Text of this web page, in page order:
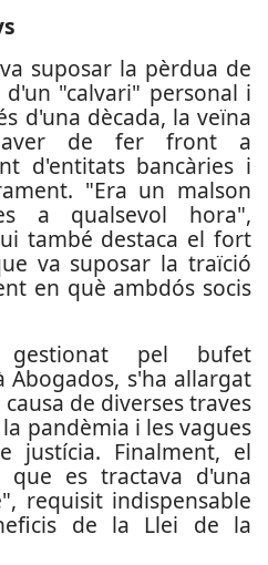
suposar la pèrdua de
"calvari" personal i
d'una dècada, la veïna
de fer front a
d'entitats bancàries i
"Era un malson
a qualsevol hora",
també destaca el fort
va suposar la traïció
en què ambdós socis
pel bufet
Abogados, s'ha allargat
de diverses traves
pandèmia i les vagues
justícia. Finalment, el
es tractava d'una
requisit indispensable
de la Llei de la